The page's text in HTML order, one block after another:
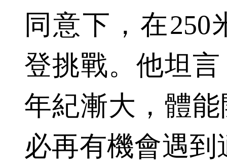
同意下，在
登挑戰。他坦
年紀漸大，體
必再有機會遇